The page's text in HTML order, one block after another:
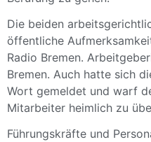
Die beiden
öffentliche
Radio Bremen.
Bremen. Auch hatte sich
Wort gemeldet und warf
Mitarbeiter heimlich zu
Führungskräfte und